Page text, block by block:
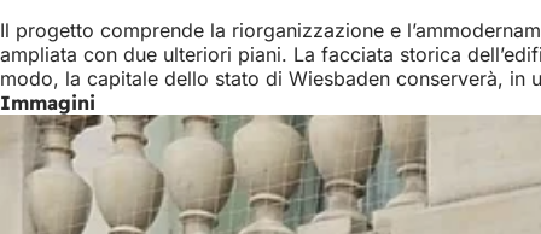
Il progetto comprende la riorganizzazione e
ampliata con due ulteriori piani. La facciata storica
modo, la capitale dello stato di Wiesbaden conserverà,
Immagini